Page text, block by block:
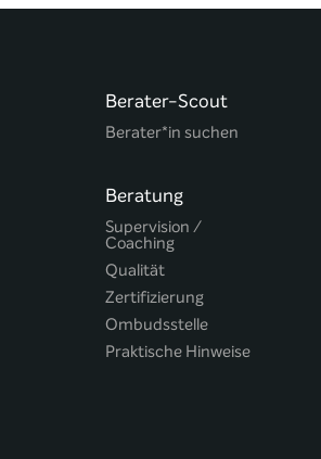
Berater-Scout
Berater*in suchen
Beratung
Supervision /
Coaching
Qualität
Zertifizierung
Ombudsstelle
Praktische Hinweise